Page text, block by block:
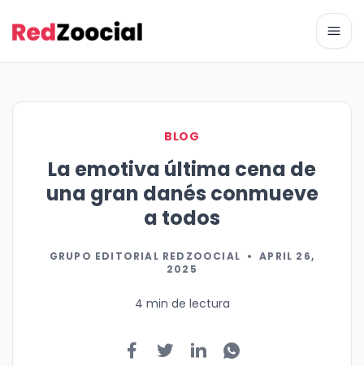
BLOG
La emotiva última cena de
una gran danés conmueve
a todos
GRUPO EDITORIAL REDZOOCIAL •
APRIL 26,
2025
4 min de lectura